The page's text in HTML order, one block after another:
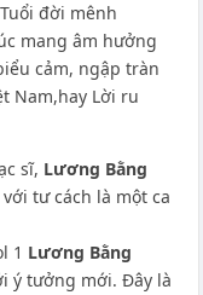
đời mênh
mang âm hưởng
cảm, ngập tràn
Nam,hay Lời ru
sĩ, Lương Bằng
tư cách là một ca
1 Lương Bằng
ý tưởng mới. Đây là